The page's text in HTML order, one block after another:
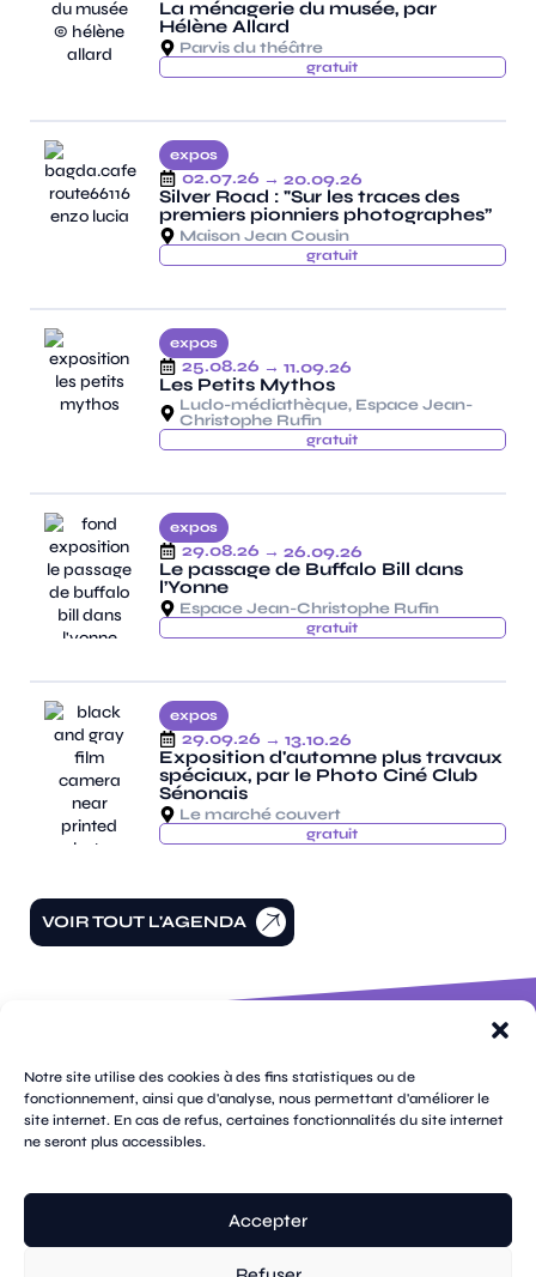
Notre site utilise des cookies à des fins statistiques ou de
fonctionnement, ainsi que d'analyse, nous permettant d'améliorer le
site internet. En cas de refus, certaines fonctionnalités du site internet
ne seront plus accessibles.
Accepter
La ménagerie du musée, par
Hélène Allard
Parvis du théâtre
gratuit
expos
02.07.26 → 20.09.26
Silver Road : "Sur les traces des
premiers pionniers photographes”
Maison Jean Cousin
gratuit
expos
25.08.26 → 11.09.26
Les Petits Mythos
Ludo-médiathèque, Espace Jean-
Christophe Rufin
gratuit
expos
29.08.26 → 26.09.26
Le passage de Buffalo Bill dans
l’Yonne
Espace Jean-Christophe Rufin
gratuit
expos
29.09.26 → 13.10.26
Exposition d'automne plus travaux
spéciaux, par le Photo Ciné Club
Sénonais
Le marché couvert
gratuit
VOIR TOUT L'AGENDA
de la
république
CS
70809
89108
Cedex
tik
tok
twitter
(X)
pages
plan